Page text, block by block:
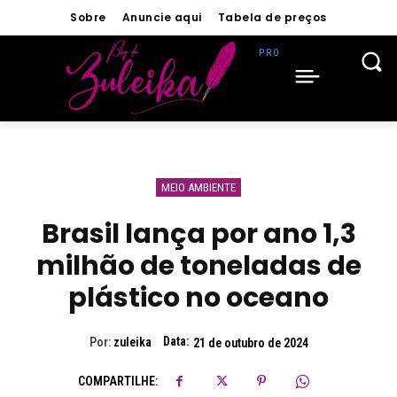
Sobre Anuncie aqui Tabela de preços
MEIO AMBIENTE
Brasil lança por ano 1,3
milhão de toneladas de
plástico no oceano
Por: zuleika Data: 21 de outubro de 2024
COMPARTILHE: